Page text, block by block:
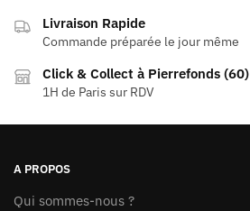
Livraison Rapide
Commande préparée le jour même
Click & Collect à Pierrefonds (60)
1H de Paris sur RDV
A PROPOS
Qui sommes-nous ?